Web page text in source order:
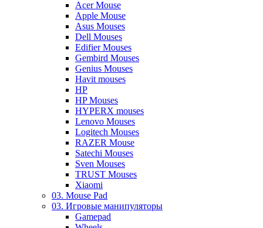
Acer Mouse
Apple Mouse
Asus Mouses
Dell Mouses
Edifier Mouses
Gembird Mouses
Genius Mouses
Havit mouses
HP
HP Mouses
HYPERX mouses
Lenovo Mouses
Logitech Mouses
RAZER Mouse
Satechi Mouses
Sven Mouses
TRUST Mouses
Xiaomi
03. Mouse Pad
03. Игровые манипуляторы
Gamepad